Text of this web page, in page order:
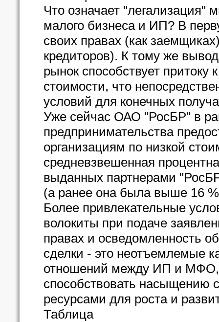
Что означает "легализация"
малого бизнеса и ИП? В
своих правах (как
кредиторов). К тому же
рынок способствует
стоимости, что
условий для конечных
Уже сейчас ОАО "РосБР" в
предпринимательства
организациям по низкой
средневзвешенная
выданных партнерами
(а ранее она была выше 16
Более привлекательные
волокиты при подаче
правах и осведомленность
сделки - это неотъемлемые
отношений между ИП и МФО,
способствовать
ресурсами для роста и
Таблица